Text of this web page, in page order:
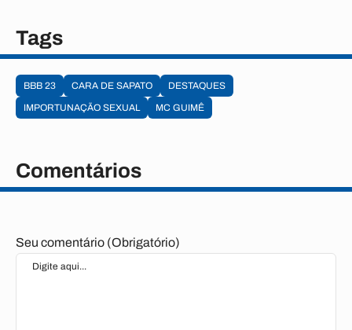
Tags
BBB 23 CARA DE SAPATO
DESTAQUES
IMPORTUNAÇÃO SEXUAL
MC GUIMÊ
Comentários
Seu comentário (Obrigatório)